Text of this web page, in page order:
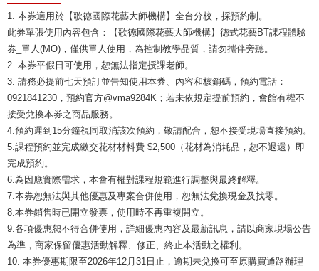
1. 本券適用於【歌德國際花藝大師機構】全台分校，採預約制。
此券單張使用內容包含：【歌德國際花藝大師機構】德式花藝BT課程體驗
券_單人(MO)，僅供單人使用，為控制教學品質，請勿攜伴旁聽。
2. 本券平假日可使用，恕無法指定授課老師。
3. 請務必提前七天預訂並告知使用本券、內容和核銷碼，預約電話：
0921841230，預約官方@vma9284K；若未依規定提前預約，會館有權不
接受兌換本券之商品服務。
4.預約遲到15分鐘視同取消該次預約，敬請配合，恕不接受現場直接預約。
5.課程預約並完成繳交花材材料費 $2,500（花材為消耗品，恕不退還）即
完成預約。
6.為因應實際需求，本會有權對課程規範進行調整與最終解釋。
7.本券恕無法與其他優惠及專案合併使用，恕無法兌換現金及找零。
8.本券銷售時已開立發票，使用時不再重複開立。
9.各項優惠恕不得合併使用，詳細優惠內容及最新訊息，請以商家現場公告
為準，商家保留優惠活動解釋、修正、終止本活動之權利。
10. 本券優惠期限至2026年12月31日止，逾期未兌換可至原購買通路辦理